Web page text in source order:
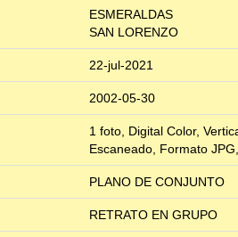
ESMERALDAS
SAN LORENZO
22-jul-2021
2002-05-30
1 foto, Digital Color,
Escaneado, Formato
PLANO DE CONJUNTO
RETRATO EN GRUPO